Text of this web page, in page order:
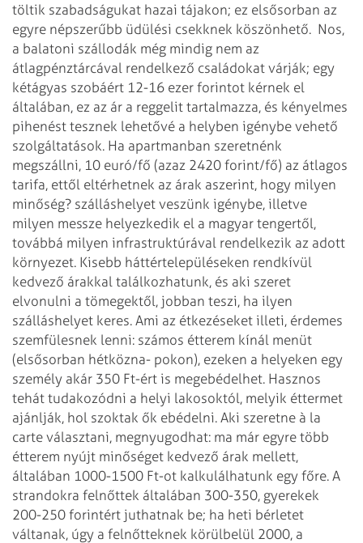
töltik szabadságukat hazai tájakon; ez elsősorban az
egyre népszerűbb üdülési csekknek köszönhető. Nos,
a balatoni szállodák még mindig nem az
átlagpénztárcával rendelkező családokat várják; egy
kétágyas szobáért 12-16 ezer forintot kérnek el
általában, ez az ár a reggelit tartalmazza, és kényelmes
pihenést tesznek lehetővé a helyben igénybe vehető
szolgáltatások. Ha apartmanban szeretnénk
megszállni, 10 euró/fő (azaz 2420 forint/fő) az átlagos
tarifa, ettől eltérhetnek az árak aszerint, hogy milyen
minőség? szálláshelyet veszünk igénybe, illetve
milyen messze helyezkedik el a magyar tengertől,
továbbá milyen infrastruktúrával rendelkezik az adott
környezet. Kisebb háttértelepüléseken rendkívül
kedvező árakkal találkozhatunk, és aki szeret
elvonulni a tömegektől, jobban teszi, ha ilyen
szálláshelyet keres. Ami az étkezéseket illeti, érdemes
szemfülesnek lenni: számos étterem kínál menüt
(elsősorban hétközna- pokon), ezeken a helyeken egy
személy akár 350 Ft-ért is megebédelhet. Hasznos
tehát tudakozódni a helyi lakosoktól, melyik éttermet
ajánlják, hol szoktak ők ebédelni. Aki szeretne à la
carte választani, megnyugodhat: ma már egyre több
étterem nyújt minőséget kedvező árak mellett,
általában 1000-1500 Ft-ot kalkulálhatunk egy főre. A
strandokra felnőttek általában 300-350, gyerekek
200-250 forintért juthatnak be; ha heti bérletet
váltanak, úgy a felnőtteknek körülbelül 2000, a